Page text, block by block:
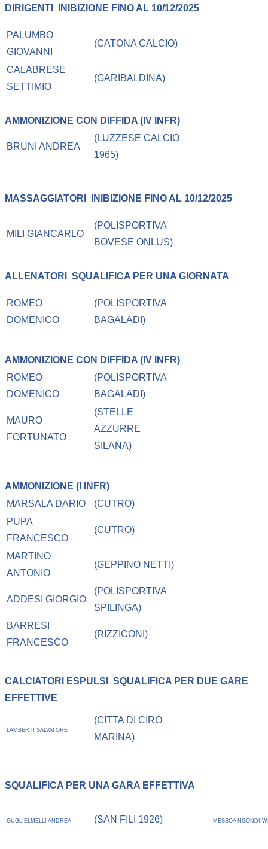
DIRIGENTI INIBIZIONE FINO AL 10/12/2025
PALUMBO
GIOVANNI
(CATONA CALCIO)
CALABRESE
SETTIMIO
(GARIBALDINA)
AMMONIZIONE CON DIFFIDA (IV INFR)
BRUNI ANDREA
(LUZZESE CALCIO
1965)
MASSAGGIATORI INIBIZIONE FINO AL 10/12/2025
MILI GIANCARLO
(POLISPORTIVA
BOVESE ONLUS)
ALLENATORI SQUALIFICA PER UNA GIORNATA
ROMEO
DOMENICO
(POLISPORTIVA
BAGALADI)
AMMONIZIONE CON DIFFIDA (IV INFR)
ROMEO
DOMENICO
(POLISPORTIVA
BAGALADI)
MAURO
FORTUNATO
(STELLE
AZZURRE
SILANA)
AMMONIZIONE (I INFR)
MARSALA DARIO
(CUTRO)
PUPA
FRANCESCO
(CUTRO)
MARTINO
ANTONIO
(GEPPINO NETTI)
ADDESI GIORGIO
(POLISPORTIVA
SPILINGA)
BARRESI
FRANCESCO
(RIZZICONI)
CALCIATORI ESPULSI
SQUALIFICA PER DUE GARE
EFFETTIVE
LAMBERTI SALVATORE
(CITTA DI CIRO
MARINA)
SQUALIFICA PER UNA GARA EFFETTIVA
GUGLIELMELLI ANDREA (SAN FILI 1926) MESSOA NGONDI